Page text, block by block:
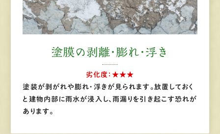
塗膜の剥離・ 膨れ・浮き
劣化度：★★★
塗装が剥がれや膨れ・浮きが見られます。放置しておく
と建物内部に雨水が浸入し、雨漏りを引き起こす恐れが
あります。